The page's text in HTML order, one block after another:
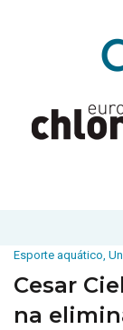
Esporte aquático,
Cesar
na